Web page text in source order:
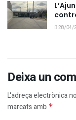
28/04/
Deixa un
L'adreça electrònica
marcats amb *